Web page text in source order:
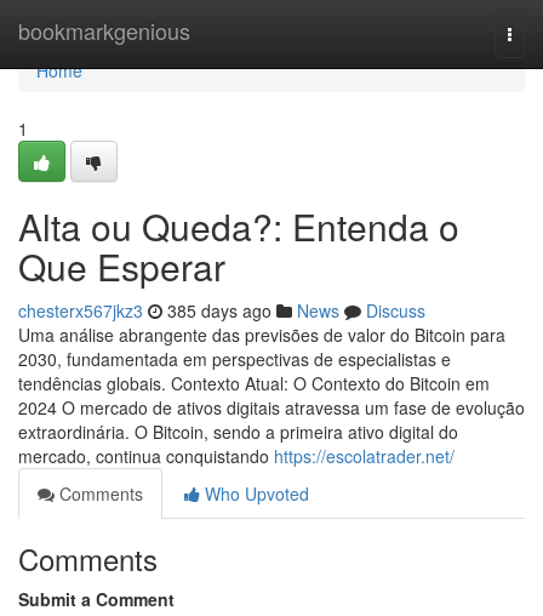
bookmarkgenious
Home
Home
1
Alta ou Queda?: Entenda o
Que Esperar
chesterx567jkz3 385 days ago News
Discuss
Uma análise abrangente das previsões de valor do Bitcoin para
2030, fundamentada em perspectivas de especialistas e
tendências globais. Contexto Atual: O Contexto do Bitcoin em
2024 O mercado de ativos digitais atravessa um fase de evolução
extraordinária. O Bitcoin, sendo a primeira ativo digital do
mercado, continua conquistando https://escolatrader.net/
Comments
Who Upvoted
Comments
Submit a Comment